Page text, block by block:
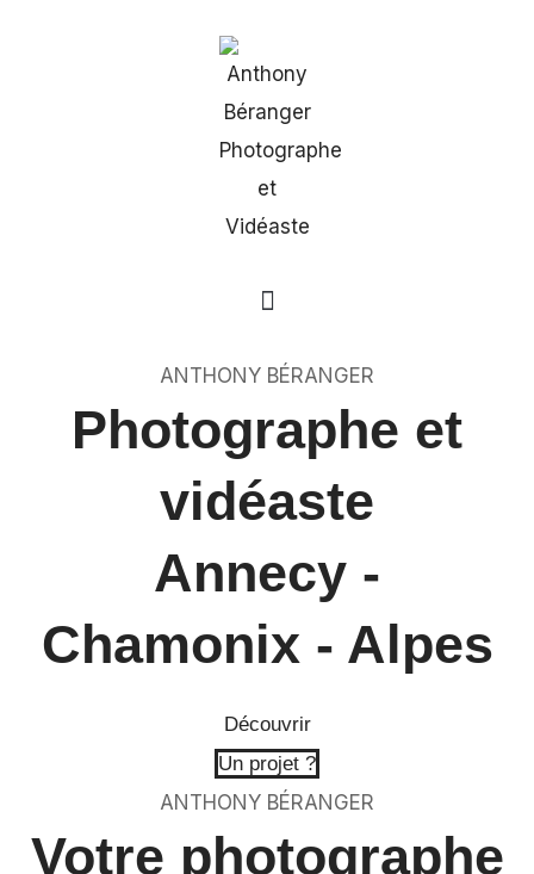
ANTHONY BÉRANGER
Photographe et
vidéaste
Annecy -
Chamonix - Alpes
Découvrir
Un projet ?
ANTHONY BÉRANGER
Votre photographe